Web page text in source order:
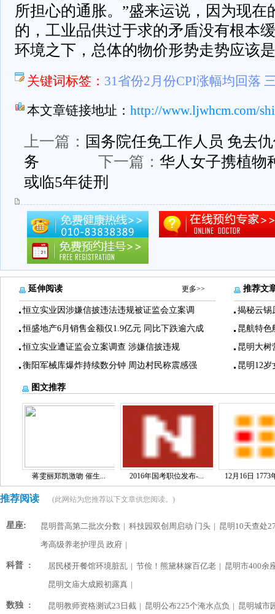
所担心的通胀。”盛来运说，因为现在
的，工业品供过于求的矛盾没有根本
环境之下，总体的物价形势走势应该
关键词标签： 31省份2月份CPI涨幅均回落
本文章链接地址： http://www.ljwhcm.com/
上一篇： 国务院任免工作人员 免去
务
下一篇： 华人女子携植物
或临5年徒刑
延伸阅读 更多>>
恒立实业因涉嫌信披违法违规被证监会立案调
恒盛地产6月销售金额仅1.9亿元 同比下跌逾六成
恒立实业遭证监会立案调查 涉嫌信披违规
衡阳军械库爆炸持续数分钟 周边村民称震感强
推荐文
揭秘云锡
昆航特色
昆明大树
昆明12
图文推荐
蒋雯丽郑凯激吻 催生... 2016年国考职位发布-... 12月16日 1773
推荐阅读 (此网站为您推荐以下文章供您阅读。)
星座: 昆明普高第二批次分数 | 科技园双创周启动 门头 | 昆明10天查处
考高级养老护理员 政府 |
科普 : 居民楼开餐馆环境脏乱 | 节俭！熊黛林嫁百亿老 | 昆明市400余
昆明文庙大成殿初露真 |
数独 : 昆明教师资格测试23日截 | 昆明公布225个淹水点负 | 昆明城市